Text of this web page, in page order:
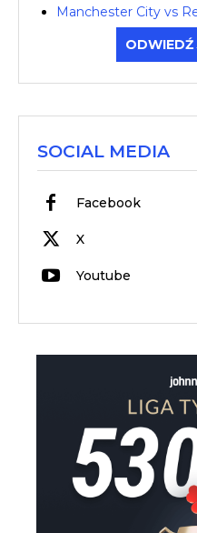
Manchester City vs
ODWIEDŹ
SOCIAL MEDIA
Facebook
X
Youtube